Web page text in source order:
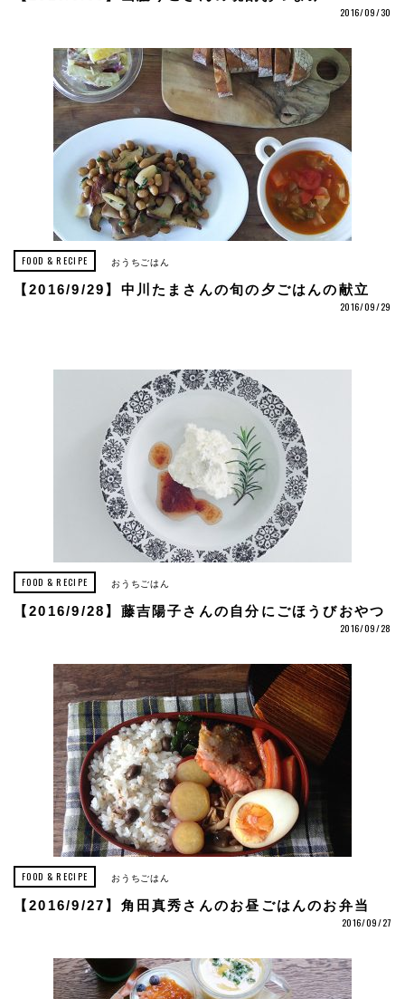
2016/09/30
FOOD & RECIPE おうちごはん
【2016/9/29】中川たまさんの旬の夕ごはんの献立
2016/09/29
FOOD & RECIPE おうちごはん
【2016/9/28】藤吉陽子さんの自分にごほうびおやつ
2016/09/28
FOOD & RECIPE おうちごはん
【2016/9/27】角田真秀さんのお昼ごはんのお弁当
2016/09/27